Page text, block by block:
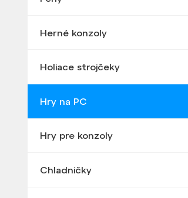
Herné konzoly
Holiace strojčeky
Hry na PC
Hry pre konzoly
Chladničky